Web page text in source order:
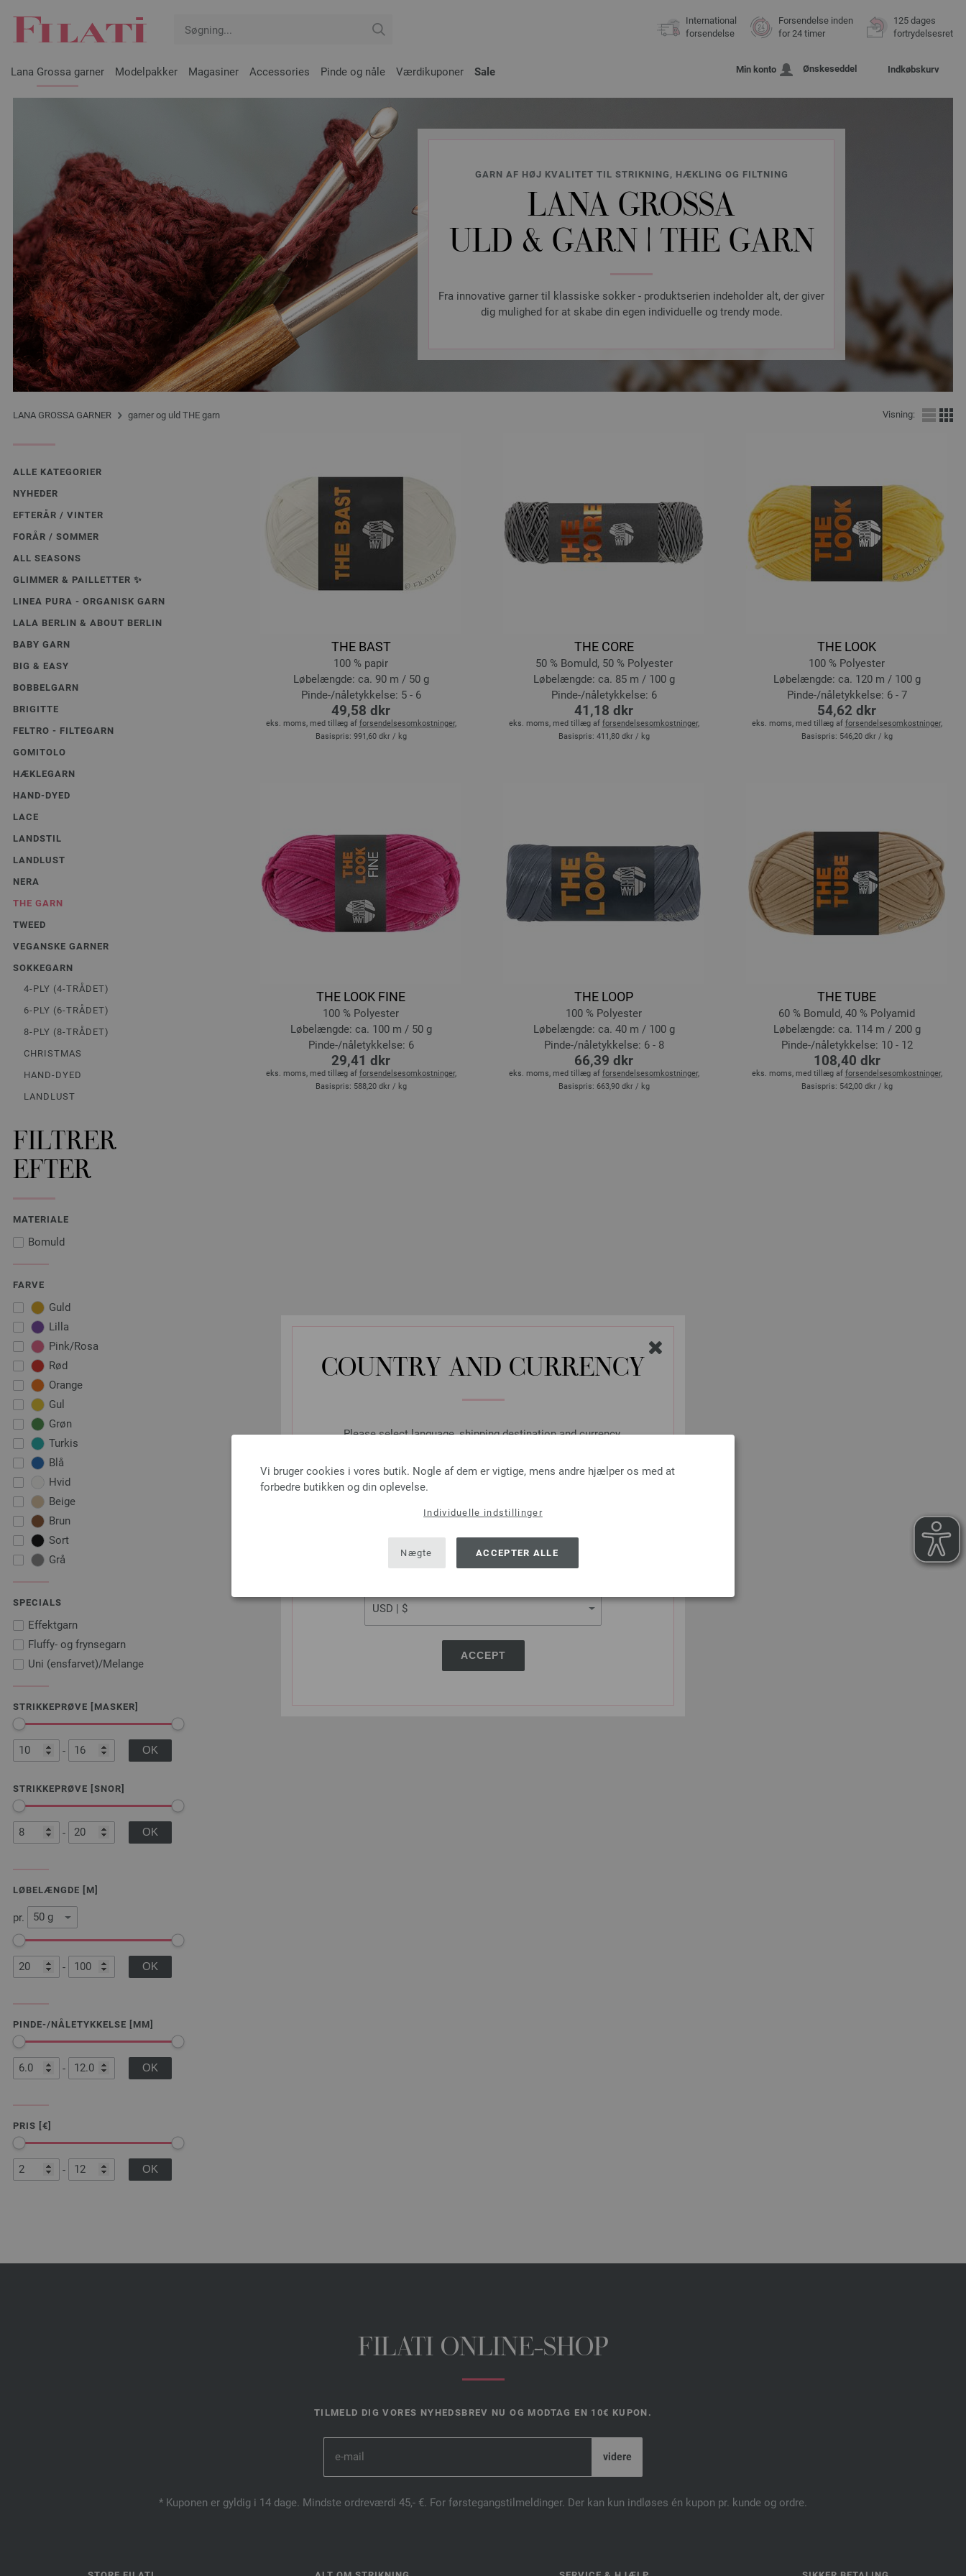
COUNTRY AND CURRENCY
Please select language, shipping destination and currency.
SHIPPING TO
ACCEPT
Vi bruger cookies i vores butik. Nogle af dem er vigtige, mens andre hjælper os med at
forbedre butikken og din oplevelse.
Individuelle indstillinger
Nægte ACCEPTER ALLE
International
forsendelse
Forsendelse inden
for 24 timer
125 dages
fortrydelsesret
Lana Grossa garner Modelpakker Magasiner Accessories Pinde og nåle Værdikuponer Sale Min konto Ønskeseddel Indkøbskurv
GARN AF HØJ KVALITET TIL STRIKNING, HÆKLING OG FILTNING
LANA GROSSA
ULD & GARN | THE GARN
Fra innovative garner til klassiske sokker - produktserien indeholder alt, der giver
dig mulighed for at skabe din egen individuelle og trendy mode.
LANA GROSSA GARNER garner og uld THE garn Visning:
ALLE KATEGORIER
NYHEDER
EFTERÅR / VINTER
FORÅR / SOMMER
ALL SEASONS
GLIMMER & PAILLETTER ✨️
LINEA PURA - ORGANISK GARN
LALA BERLIN & ABOUT BERLIN
BABY GARN
BIG & EASY
BOBBELGARN
BRIGITTE
FELTRO - FILTEGARN
GOMITOLO
HÆKLEGARN
HAND-DYED
LACE
LANDSTIL
LANDLUST
NERA
THE GARN
TWEED
VEGANSKE GARNER
SOKKEGARN
4-PLY (4-TRÅDET)
6-PLY (6-TRÅDET)
8-PLY (8-TRÅDET)
CHRISTMAS
HAND-DYED
LANDLUST
FILTRER
EFTER
MATERIALE
Bomuld
FARVE
Guld
Lilla
Pink/Rosa
Rød
Orange
Gul
Grøn
Turkis
Blå
Hvid
Beige
Brun
Sort
Grå
SPECIALS
Effektgarn
Fluffy- og frynsegarn
Uni (ensfarvet)/Melange
STRIKKEPRØVE [MASKER]
-
STRIKKEPRØVE [SNOR]
-
LØBELÆNGDE [M]
pr.
-
PINDE-/NÅLETYKKELSE [MM]
-
PRIS [€]
-
THE BAST
100 % papir
Løbelængde: ca. 90 m / 50 g
Pinde-/nåletykkelse: 5 - 6
49,58 dkr
eks. moms, med tillæg af forsendelsesomkostninger,
Basispris: 991,60 dkr / kg
THE CORE
50 % Bomuld, 50 % Polyester
Løbelængde: ca. 85 m / 100 g
Pinde-/nåletykkelse: 6
41,18 dkr
eks. moms, med tillæg af forsendelsesomkostninger,
Basispris: 411,80 dkr / kg
THE LOOK
100 % Polyester
Løbelængde: ca. 120 m / 100 g
Pinde-/nåletykkelse: 6 - 7
54,62 dkr
eks. moms, med tillæg af forsendelsesomkostninger,
Basispris: 546,20 dkr / kg
THE LOOK FINE
100 % Polyester
Løbelængde: ca. 100 m / 50 g
Pinde-/nåletykkelse: 6
29,41 dkr
eks. moms, med tillæg af forsendelsesomkostninger,
Basispris: 588,20 dkr / kg
THE LOOP
100 % Polyester
Løbelængde: ca. 40 m / 100 g
Pinde-/nåletykkelse: 6 - 8
66,39 dkr
eks. moms, med tillæg af forsendelsesomkostninger,
Basispris: 663,90 dkr / kg
THE TUBE
60 % Bomuld, 40 % Polyamid
Løbelængde: ca. 114 m / 200 g
Pinde-/nåletykkelse: 10 - 12
108,40 dkr
eks. moms, med tillæg af forsendelsesomkostninger,
Basispris: 542,00 dkr / kg
FILATI ONLINE-SHOP
TILMELD DIG VORES NYHEDSBREV NU OG MODTAG EN 10€ KUPON.
* Kuponen er gyldig i 14 dage. Mindste ordreværdi 45,- €. For førstegangstilmeldinger. Der kan kun indløses én kupon pr. kunde og ordre.